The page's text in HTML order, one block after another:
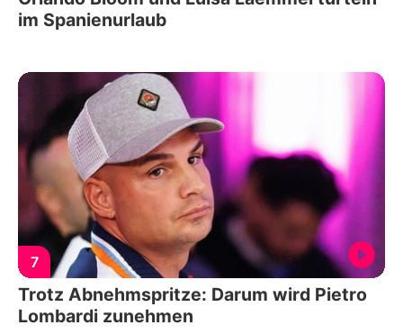
im Spanienurlaub
7
Trotz Abnehmspritze: Darum wird Pietro
Lombardi zunehmen